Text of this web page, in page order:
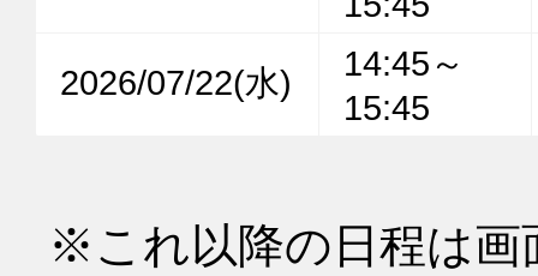
2026/07/22(水)
14:45～
15:45
※これ以降の日程は画